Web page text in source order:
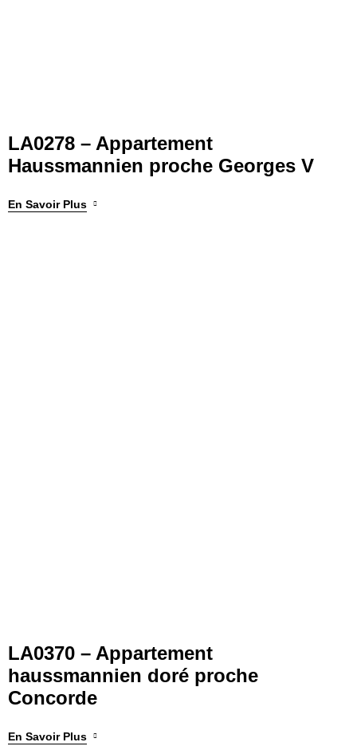
LA0278 – Appartement
Haussmannien proche Georges V
En Savoir Plus
LA0370 – Appartement
haussmannien doré proche
Concorde
En Savoir Plus